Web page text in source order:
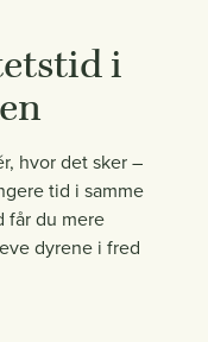
i
hvor det sker –
tid i samme
får du mere
dyrene i fred